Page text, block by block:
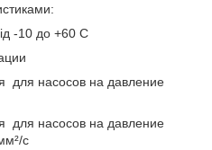
-10 до +60 С
для насосов на давление
для насосов на давление
с